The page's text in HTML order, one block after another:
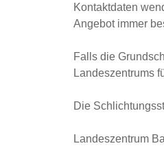
Kontaktdaten
Angebot immer
Falls die
Landeszentrums
Die
Landeszentrum